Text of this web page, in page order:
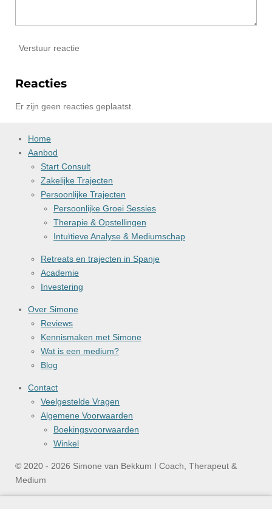
Verstuur reactie
Reacties
Er zijn geen reacties geplaatst.
Home
Aanbod
Start Consult
Zakelijke Trajecten
Persoonlijke Trajecten
Persoonlijke Groei Sessies
Therapie & Opstellingen
Intuïtieve Analyse & Mediumschap
Retreats en trajecten in Spanje
Academie
Investering
Over Simone
Reviews
Kennismaken met Simone
Wat is een medium?
Blog
Contact
Veelgestelde Vragen
Algemene Voorwaarden
Boekingsvoorwaarden
Winkel
© 2020 - 2026 Simone van Bekkum I Coach, Therapeut &
Medium